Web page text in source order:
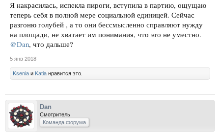
Я накрасилась, испекла пироги, вступила в партию, ощущаю
теперь себя в полной мере социальной единицей. Сейчас
разгоню голубей , а то они бессмысленно справляют нужду
на площади, не хватает им понимания, что это не уместно.
@Dan, что дальше?
5 янв 2018
Ksenia и Katia нравится это.
Dan
Смотритель
Команда форума